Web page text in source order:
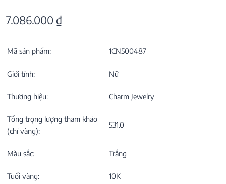
7.086.000 ₫
Mã sản phẩm: 1CN500487
Giới tính: Nữ
Thương hiệu: Charm Jewelry
Tổng trọng lượng tham khảo
(chỉ vàng):
531.0
Màu sắc: Trắng
Tuổi vàng: 10K